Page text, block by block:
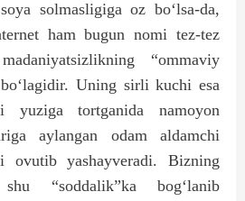
solmasligiga oz bo‘lsa-da,
ham bugun nomi tez-tez
“ommaviy
Uning sirli kuchi esa
yuziga tortganida namoyon
aylangan odam aldamchi
ovutib yashayveradi. Bizning
“soddalik”ka bog‘lanib